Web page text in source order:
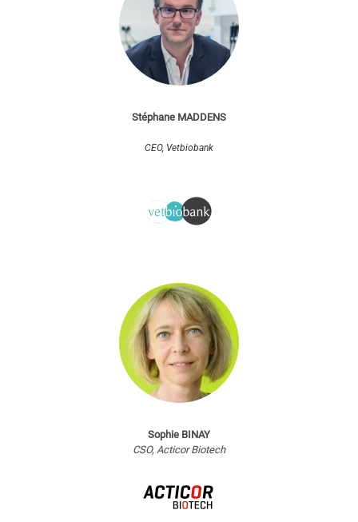
Stéphane MADDENS
CEO, Vetbiobank
Sophie BINAY
CSO, Acticor Biotech